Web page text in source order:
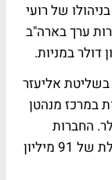
של רועי
ערך בארה"ב
אליעזר
במרכז מנהטן
40 מיליון דולר. החברות
מתכננות לבנות בניין מגורים בהשקעה כוללת של 91 מיליון